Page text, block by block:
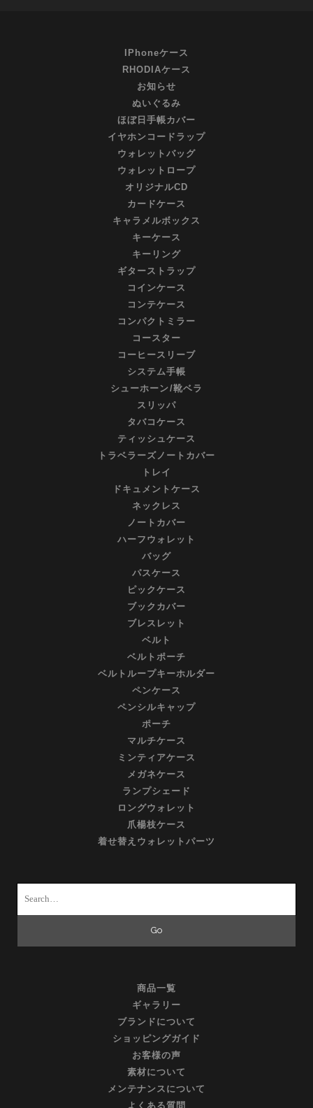
IPhoneケース
RHODIAケース
お知らせ
ぬいぐるみ
ほぼ日手帳カバー
イヤホンコードラップ
ウォレットバッグ
ウォレットロープ
オリジナルCD
カードケース
キャラメルボックス
キーケース
キーリング
ギターストラップ
コインケース
コンテケース
コンパクトミラー
コースター
コーヒースリーブ
システム手帳
シューホーン/靴ベラ
スリッパ
タバコケース
ティッシュケース
トラベラーズノートカバー
トレイ
ドキュメントケース
ネックレス
ノートカバー
ハーフウォレット
バッグ
パスケース
ピックケース
ブックカバー
ブレスレット
ベルト
ベルトポーチ
ベルトループキーホルダー
ペンケース
ペンシルキャップ
ポーチ
マルチケース
ミンティアケース
メガネケース
ランプシェード
ロングウォレット
爪楊枝ケース
着せ替えウォレットパーツ
商品一覧
ギャラリー
ブランドについて
ショッピングガイド
お客様の声
素材について
メンテナンスについて
よくある質問